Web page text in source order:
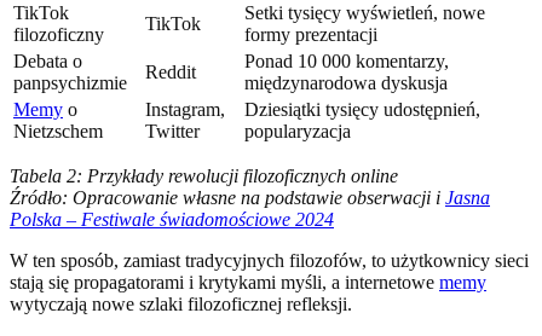
TikTok
filozoficzny
TikTok
Setki tysięcy wyświetleń, nowe
formy prezentacji
Debata o
panpsychizmie
Reddit
Ponad 10 000 komentarzy,
międzynarodowa dyskusja
Memy o
Nietzschem
Instagram,
Twitter
Dziesiątki tysięcy udostępnień,
popularyzacja
Tabela 2: Przykłady rewolucji filozoficznych online
Źródło: Opracowanie własne na podstawie obserwacji i Jasna
Polska – Festiwale świadomościowe 2024
W ten sposób, zamiast tradycyjnych filozofów, to użytkownicy sieci
stają się propagatorami i krytykami myśli, a internetowe memy
wytyczają nowe szlaki filozoficznej refleksji.